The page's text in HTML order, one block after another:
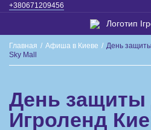
+380671209456
Главная / Афиша в Киеве / День
Sky Mall
День защиты
Игроленд